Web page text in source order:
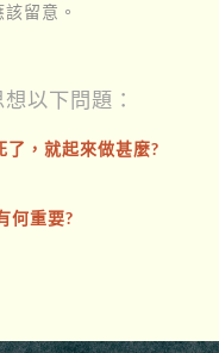
留意。
以下問題：
了，就起來做甚麼?
何重要?